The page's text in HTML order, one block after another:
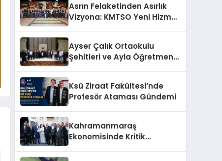
Asrın Felaketinden Asırlık
Vizyona: KMTSO Yeni Hizmet
Ayser Çalık Ortaokulu
Şehitleri ve Ayla Öğretmen
Ksü Ziraat Fakültesi’nde
Profesör Ataması Gündemi
Kahramanmaraş
Ekonomisinde Kritik